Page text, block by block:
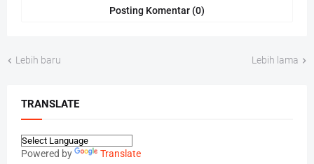
Posting Komentar (0)
Lebih baru Lebih lama
TRANSLATE
Powered by Translate